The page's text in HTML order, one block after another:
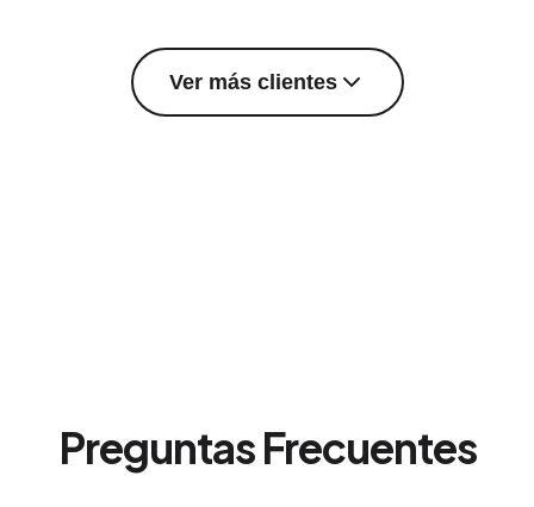
Ver más clientes
Preguntas Frecuentes